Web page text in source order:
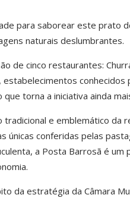
para saborear este prato
naturais deslumbrantes.
de cinco restaurantes:
estabelecimentos
torna a iniciativa ainda
e emblemático da
únicas conferidas pelas
a Posta Barrosã é
da estratégia da Câmara